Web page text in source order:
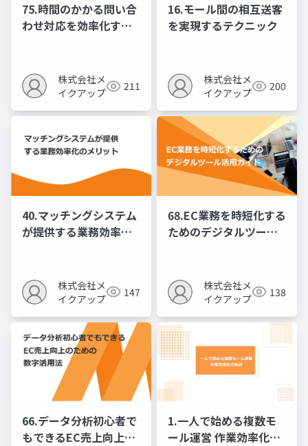
75.時間のかかる問い合
わせ対応を効率化する5
株式会社メ
イクアップ
211
16.モール間の相互送客
を実現するテクニック
株式会社メ
イクアップ
200
40.マッチングシステム
が提供する業務効率化
株式会社メ
イクアップ
147
68.EC業務を時短化する
ためのデジタルツール
株式会社メ
イクアップ
138
66.データ分析初心者で
もできるEC売上向上の
1.一人で始める複数モ
ール運営 作業効率化の